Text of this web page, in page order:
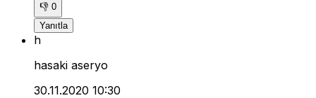
👎 0
Yanıtla
h
hasaki aseryo
30.11.2020 10:30